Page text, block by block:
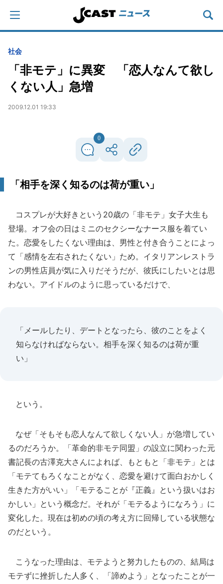
社会
「非モテ」に異変 「恋人なんて欲し
くない人」急増
2009.12.01 19:33
0
「相手を深く知るのは荷が重い」
コスプレが大好きという20歳の「非モテ」女子大生も
登場。オフ会の日はミニのセクシーなナース服を着てい
た。恋愛をしたくない理由は、男性と付き合うことによっ
て「感情を左右されたくない」ため。イタリアンレストラ
ンの男性店員が気に入りだそうだが、彼氏にしたいとは思
わない。アイドルのように思っているだけで、
「メールしたり、デートとなったら、彼のことをよく
知らなければならない。相手を深く知るのは荷が重
い」
という。
なぜ「そもそも恋人なんて欲しくない人」が急増してい
るのだろうか。「革命的非モテ同盟」の設立に関わった元
書記長の古澤克大さんによれば、もともと「非モテ」とは
「モテてもろくなことがなく、恋愛を避けて面白おかしく
生きた方がいい」「モテることが『正義』という扱いはお
かしい」という概念だ。それが「モテるようになろう」に
変化した。現在は初めの頃の考え方に回帰している状態な
のだという。
こうなった理由は、モテようと努力したものの、結局は
モテずに挫折した人多く、「諦めよう」となったことが一